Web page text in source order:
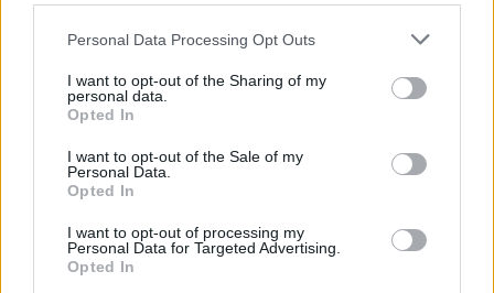
Personal Data Processing Opt Outs
I want to opt-out of the Sharing of my
personal data.
Opted In
I want to opt-out of the Sale of my
Personal Data.
Opted In
I want to opt-out of processing my
Personal Data for Targeted Advertising.
Opted In